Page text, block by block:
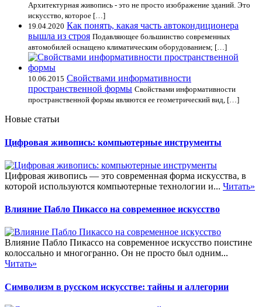
Архитектурная живопись - это не просто изображение зданий. Это
искусство, которое […]
19.04.2020 Как понять, какая часть автокондиционера
вышла из строя Подавляющее большинство современных
автомобилей оснащено климатическим оборудованием; […]
10.06.2015 Свойствами информативности
пространственной формы Свойствами информативности
пространственной формы являются ее геометрический вид, […]
Новые статьи
Цифровая живопись: компьютерные инструменты
Цифровая живопись — это современная форма искусства, в
которой используются компьютерные технологии и... Читать»
Влияние Пабло Пикассо на современное искусство
Влияние Пабло Пикассо на современное искусство поистине
колоссально и многогранно. Он не просто был одним...
Читать»
Символизм в русском искусстве: тайны и аллегории